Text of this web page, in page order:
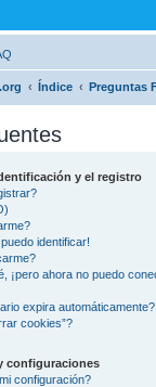
Índice Preguntas
y el registro
identificar!
¡pero ahora no puedo
expira automáticamente?
cookies”?
configuraciones
configuración?